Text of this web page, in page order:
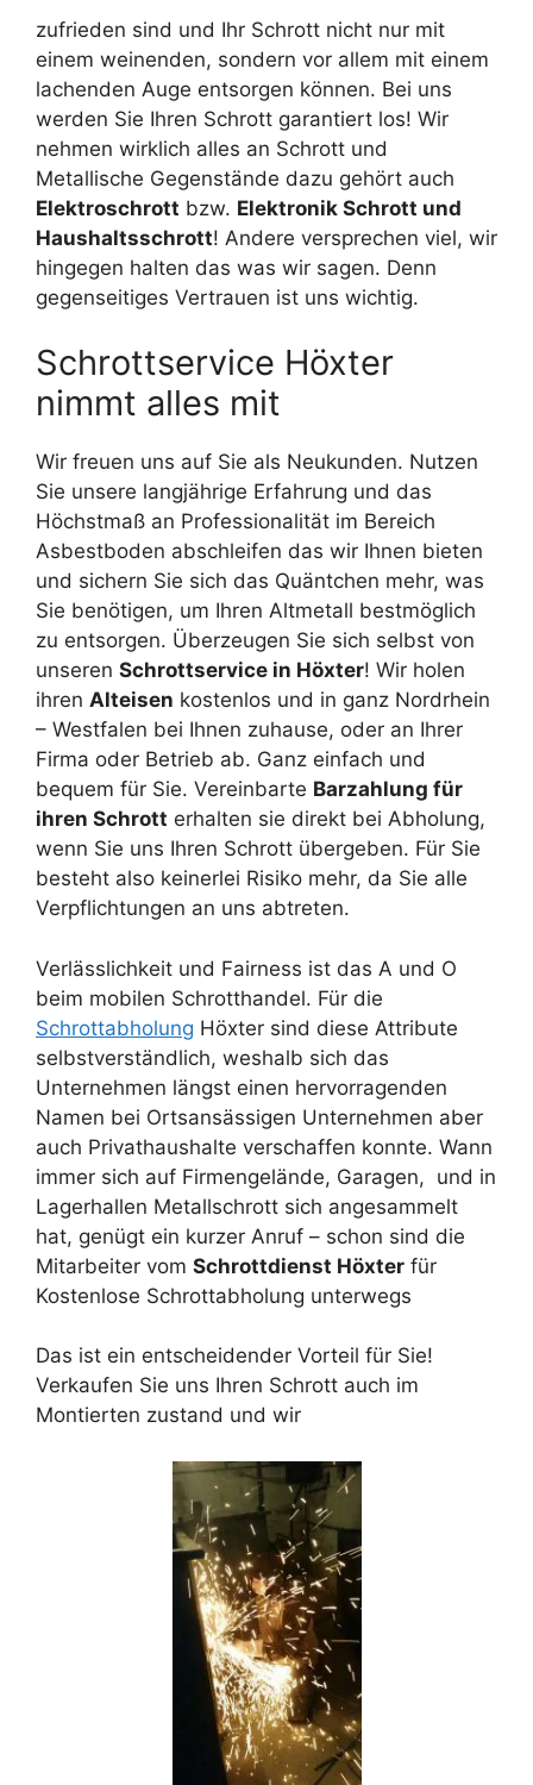
zufrieden sind und Ihr Schrott nicht nur mit
einem weinenden, sondern vor allem mit einem
lachenden Auge entsorgen können. Bei uns
werden Sie Ihren Schrott garantiert los! Wir
nehmen wirklich alles an Schrott und
Metallische Gegenstände dazu gehört auch
Elektroschrott bzw. Elektronik Schrott und
Haushaltsschrott! Andere versprechen viel, wir
hingegen halten das was wir sagen. Denn
gegenseitiges Vertrauen ist uns wichtig.
Schrottservice Höxter
nimmt alles mit
Wir freuen uns auf Sie als Neukunden. Nutzen
Sie unsere langjährige Erfahrung und das
Höchstmaß an Professionalität im Bereich
Asbestboden abschleifen das wir Ihnen bieten
und sichern Sie sich das Quäntchen mehr, was
Sie benötigen, um Ihren Altmetall bestmöglich
zu entsorgen. Überzeugen Sie sich selbst von
unseren Schrottservice in Höxter! Wir holen
ihren Alteisen kostenlos und in ganz Nordrhein
– Westfalen bei Ihnen zuhause, oder an Ihrer
Firma oder Betrieb ab. Ganz einfach und
bequem für Sie. Vereinbarte Barzahlung für
ihren Schrott erhalten sie direkt bei Abholung,
wenn Sie uns Ihren Schrott übergeben. Für Sie
besteht also keinerlei Risiko mehr, da Sie alle
Verpflichtungen an uns abtreten.
Verlässlichkeit und Fairness ist das A und O
beim mobilen Schrotthandel. Für die
Schrottabholung Höxter sind diese Attribute
selbstverständlich, weshalb sich das
Unternehmen längst einen hervorragenden
Namen bei Ortsansässigen Unternehmen aber
auch Privathaushalte verschaffen konnte. Wann
immer sich auf Firmengelände, Garagen, und in
Lagerhallen Metallschrott sich angesammelt
hat, genügt ein kurzer Anruf – schon sind die
Mitarbeiter vom Schrottdienst Höxter für
Kostenlose Schrottabholung unterwegs
Das ist ein entscheidender Vorteil für Sie!
Verkaufen Sie uns Ihren Schrott auch im
Montierten zustand und wir